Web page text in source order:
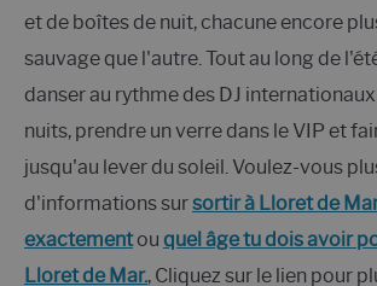
et de boîtes de nuit, chacune encore
sauvage que l'autre. Tout au long de
danser au rythme des DJ
nuits, prendre un verre dans le VIP et
jusqu'au lever du soleil. Voulez-vous
d'informations sursortir à Lloret de
exactementou quel âge tu dois avoir
Lloret de Mar., Cliquez sur le lien pour